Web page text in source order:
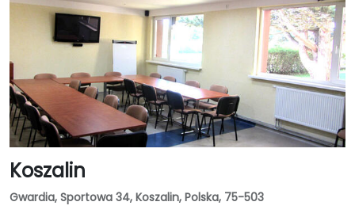
Koszalin
Gwardia, Sportowa 34, Koszalin, Polska, 75-503